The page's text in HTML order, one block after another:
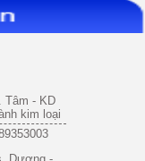
Tâm - KD
kim loại